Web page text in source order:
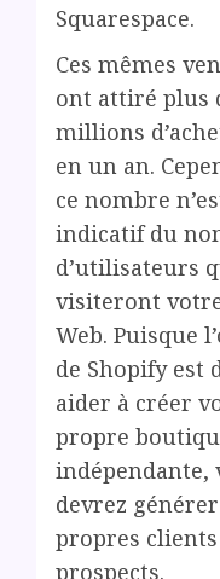
Squarespace.
Ces mêmes
ont attiré plus
millions
en un an.
ce nombre
indicatif du
d’utilisateurs
visiteront
Web. Puisque
de Shopify est
aider à créer
propre
indépendante,
devrez
propres
prospects.